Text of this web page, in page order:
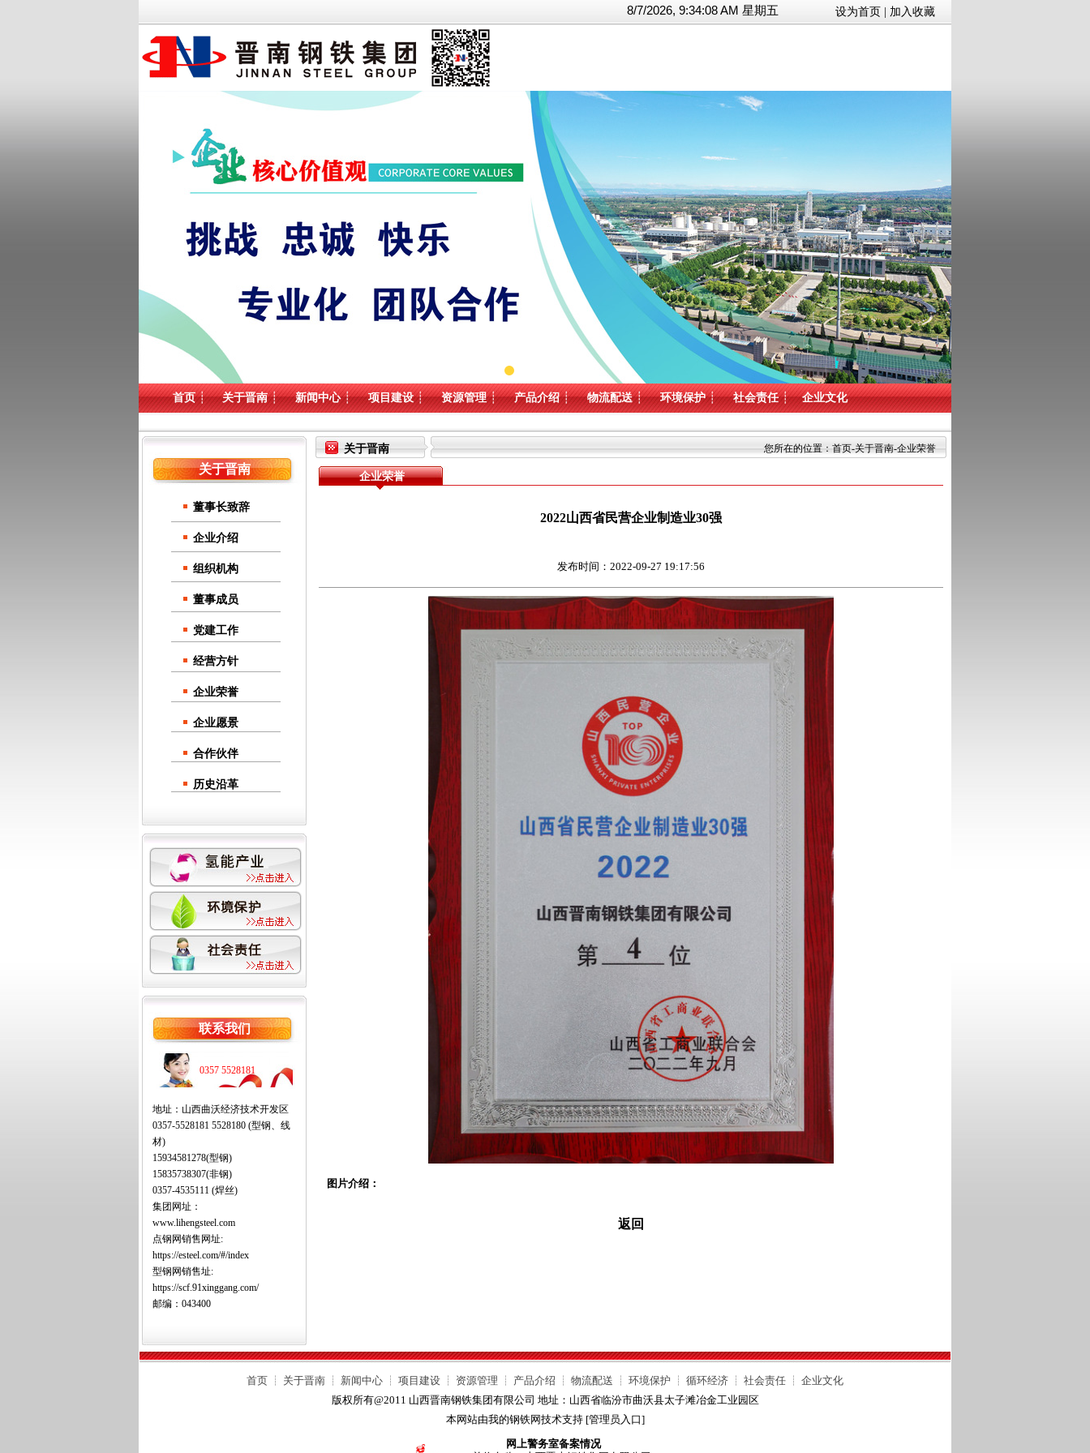
设为首页 加入收藏
8/7/2026, 9:34:09 AM 星期五
首页 ┊ 关于晋南 ┊ 新闻中心 ┊ 项目建设 ┊ 资源管理 ┊ 产品介绍 ┊ 物流配送 ┊ 环境保护 ┊ 社会责任 ┊ 企业文化
关于晋南
董事长致辞
企业介绍
组织机构
董事成员
党建工作
经营方针
企业荣誉
企业愿景
合作伙伴
历史沿革
联系我们
0357 5528181
地址：山西曲沃经济技术开发区
0357-5528181 5528180 (型钢、线
材)
15934581278(型钢)
15835738307(非钢)
0357-4535111 (焊丝)
集团网址：
www.lihengsteel.com
点钢网销售网址:
https://esteel.com/#/index
型钢网销售址:
https://scf.91xinggang.com/
邮编：043400
您所在的位置：首页-关于晋南-企业荣誉
关于晋南
企业荣誉
2022山西省民营企业制造业30强
发布时间：2022-09-27 19:17:56
图片介绍：
返回
首页 ┊ 关于晋南 ┊ 新闻中心 ┊ 项目建设 ┊ 资源管理 ┊ 产品介绍 ┊ 物流配送 ┊ 环境保护 ┊ 循环经济 ┊ 社会责任 ┊ 企业文化
版权所有@2011 山西晋南钢铁集团有限公司 地址：山西省临汾市曲沃县太子滩冶金工业园区
本网站由我的钢铁网技术支持 [管理员入口]
网上警务室备案情况